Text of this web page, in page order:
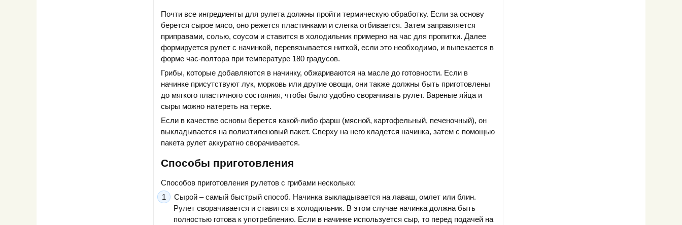
Почти все ингредиенты для рулета должны пройти термическую обработку. Если за основу
берется сырое мясо, оно режется пластинками и слегка отбивается. Затем заправляется
приправами, солью, соусом и ставится в холодильник примерно на час для пропитки. Далее
формируется рулет с начинкой, перевязывается ниткой, если это необходимо, и выпекается в
форме час-полтора при температуре 180 градусов.
Грибы, которые добавляются в начинку, обжариваются на масле до готовности. Если в
начинке присутствуют лук, морковь или другие овощи, они также должны быть приготовлены
до мягкого пластичного состояния, чтобы было удобно сворачивать рулет. Вареные яйца и
сыры можно натереть на терке.
Если в качестве основы берется какой-либо фарш (мясной, картофельный, печеночный), он
выкладывается на полиэтиленовый пакет. Сверху на него кладется начинка, затем с помощью
пакета рулет аккуратно сворачивается.
Способы приготовления
Способов приготовления рулетов с грибами несколько:
Сырой – самый быстрый способ. Начинка выкладывается на лаваш, омлет или блин.
Рулет сворачивается и ставится в холодильник. В этом случае начинка должна быть
полностью готова к употреблению. Если в начинке используется сыр, то перед подачей на